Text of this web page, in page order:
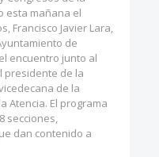
esta mañana el
Francisco Javier Lara,
de
encuentro junto al
presidente de la
de la
Atencia. El programa
secciones,
dan contenido a